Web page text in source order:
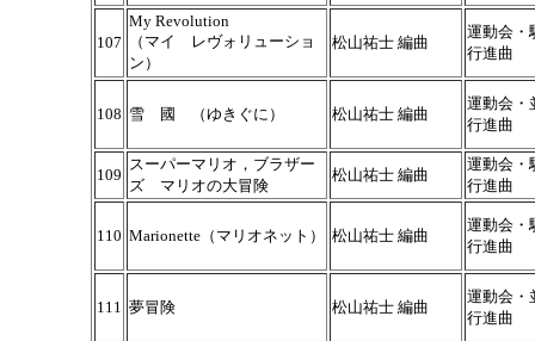
107
My Revolution
（マイ レヴォリューショ
ン）
松山祐士 編曲
運動会・
行進曲
108 雪 國 （ゆきぐに） 松山祐士 編曲
運動会・
行進曲
109
スーパーマリオ，ブラザー
ズ マリオの大冒険
松山祐士 編曲
運動会・
行進曲
110 Marionette（マリオネット） 松山祐士 編曲
運動会・
行進曲
111 夢冒険 松山祐士 編曲
運動会・
行進曲